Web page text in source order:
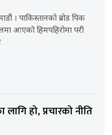
। पाकिस्तानको ब्रोड पिक
आएको हिमपहिरोमा परी
हो, प्रचारको नीति